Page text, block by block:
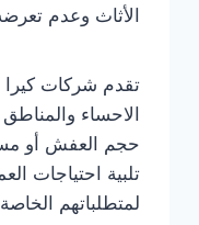
الأثاث وعدم
تقدم شركات كيرا
الاحساء
حجم العفش أو
تلبية احتياجات
لمتطلباتهم